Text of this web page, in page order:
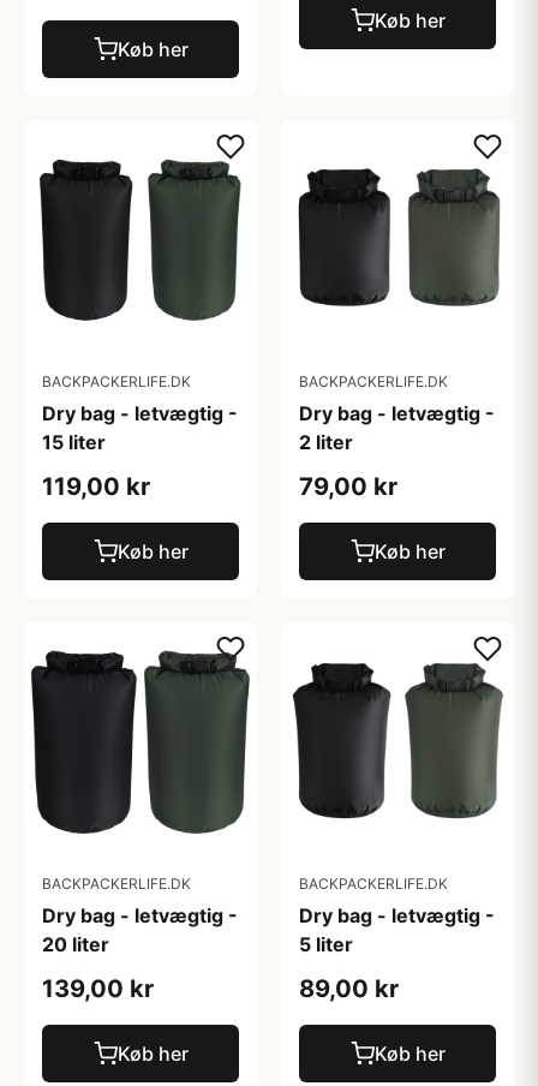
Køb her
Køb her
BACKPACKERLIFE.DK
Dry bag - letvægtig -
15 liter
119,00 kr
Køb her
BACKPACKERLIFE.DK
Dry bag - letvægtig -
2 liter
79,00 kr
Køb her
BACKPACKERLIFE.DK
Dry bag - letvægtig -
20 liter
139,00 kr
Køb her
BACKPACKERLIFE.DK
Dry bag - letvægtig -
5 liter
89,00 kr
Køb her